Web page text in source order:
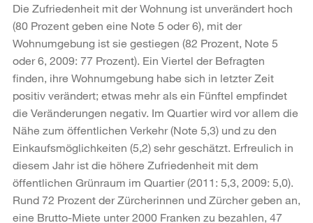
Die Zufriedenheit mit der Wohnung ist unverändert hoch
(80 Prozent geben eine Note 5 oder 6), mit der
Wohnumgebung ist sie gestiegen (82 Prozent, Note 5
oder 6, 2009: 77 Prozent). Ein Viertel der Befragten
finden, ihre Wohnumgebung habe sich in letzter Zeit
positiv verändert; etwas mehr als ein Fünftel empfindet
die Veränderungen negativ. Im Quartier wird vor allem die
Nähe zum öffentlichen Verkehr (Note 5,3) und zu den
Einkaufsmöglichkeiten (5,2) sehr geschätzt. Erfreulich in
diesem Jahr ist die höhere Zufriedenheit mit dem
öffentlichen Grünraum im Quartier (2011: 5,3, 2009: 5,0).
Rund 72 Prozent der Zürcherinnen und Zürcher geben an,
eine Brutto-Miete unter 2000 Franken zu bezahlen, 47